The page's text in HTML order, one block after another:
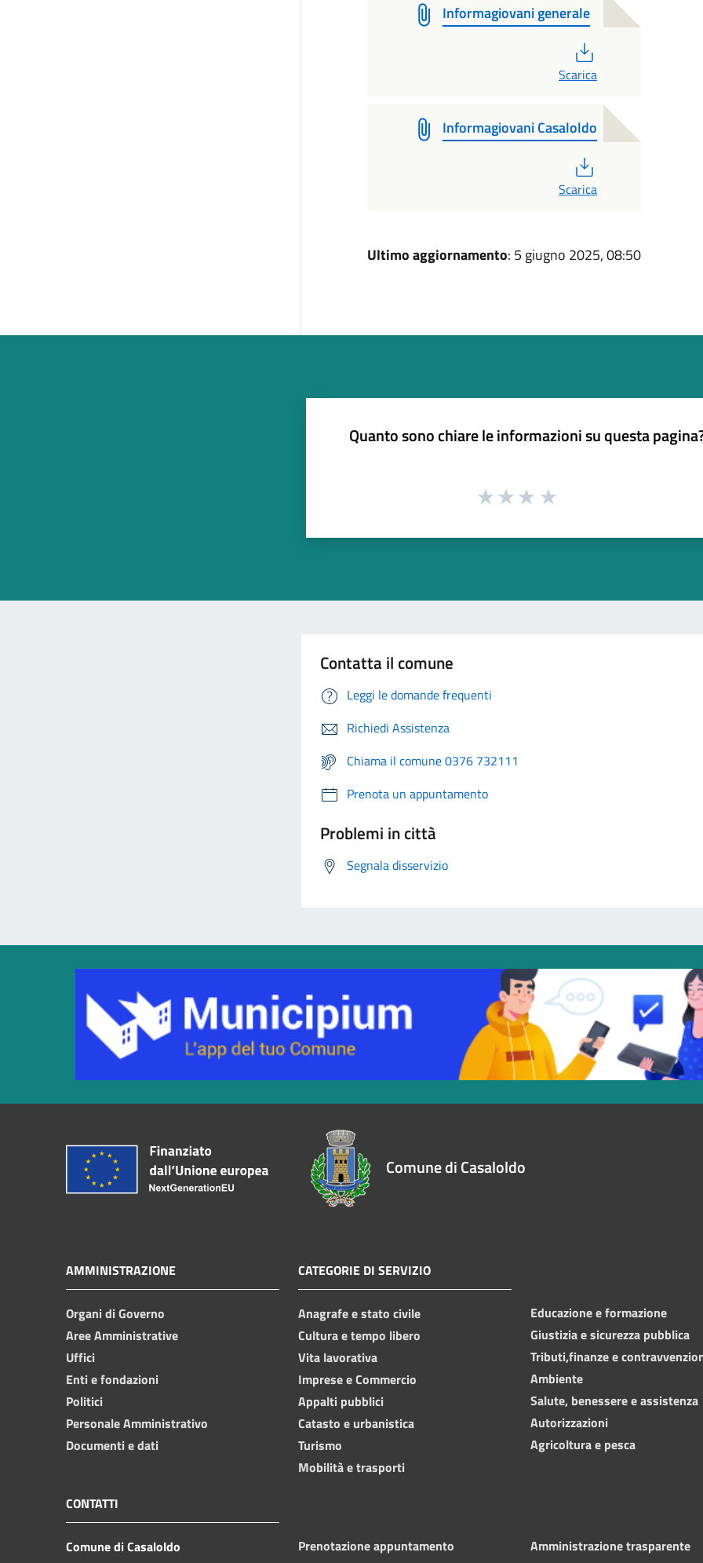
Informagiovani generale
Scarica
Informagiovani Casaloldo
Scarica
Ultimo aggiornamento: 5 giugno 2025, 08:50
Quanto sono chiare le informazioni su questa
Contatta il comune
Leggi le domande frequenti
Richiedi Assistenza
Chiama il comune 0376 732111
Prenota un appuntamento
Problemi in città
Segnala disservizio
Comune di Casaloldo
AMMINISTRAZIONE
Organi di Governo
Aree Amministrative
Uffici
Enti e fondazioni
Politici
Personale Amministrativo
Documenti e dati
CATEGORIE DI SERVIZIO
Anagrafe e stato civile
Cultura e tempo libero
Vita lavorativa
Imprese e Commercio
Appalti pubblici
Catasto e urbanistica
Turismo
Mobilità e trasporti
Educazione e formazione
Giustizia e sicurezza pubblica
Tributi,finanze e
Ambiente
Salute, benessere e assistenza
Autorizzazioni
Agricoltura e pesca
CONTATTI
Comune di Casaloldo
Prenotazione appuntamento
Amministrazione trasparente